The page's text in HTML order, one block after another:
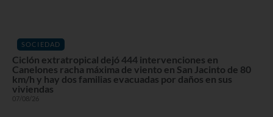
SOCIEDAD
Ciclón extratropical dejó 444 intervenciones en
Canelones racha máxima de viento en San Jacinto de 80
km/h y hay dos familias evacuadas por daños en sus
viviendas
07/08/26